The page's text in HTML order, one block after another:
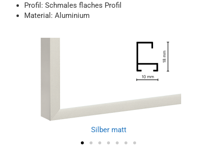
Profil: Schmales flaches Profil
Material: Aluminium
Silber matt